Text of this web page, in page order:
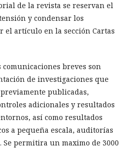
de la revista se reservan el
y condensar los
el artículo en la sección Cartas
comunicaciones breves son
de investigaciones que
publicadas,
adicionales y resultados
así como resultados
a pequeña escala, auditorías
Se permitira un maximo de 3000